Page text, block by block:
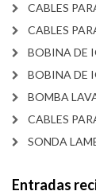
CABLES
CABLES
BOBINA DE
BOBINA DE
BOMBA
CABLES
SONDA
Entradas